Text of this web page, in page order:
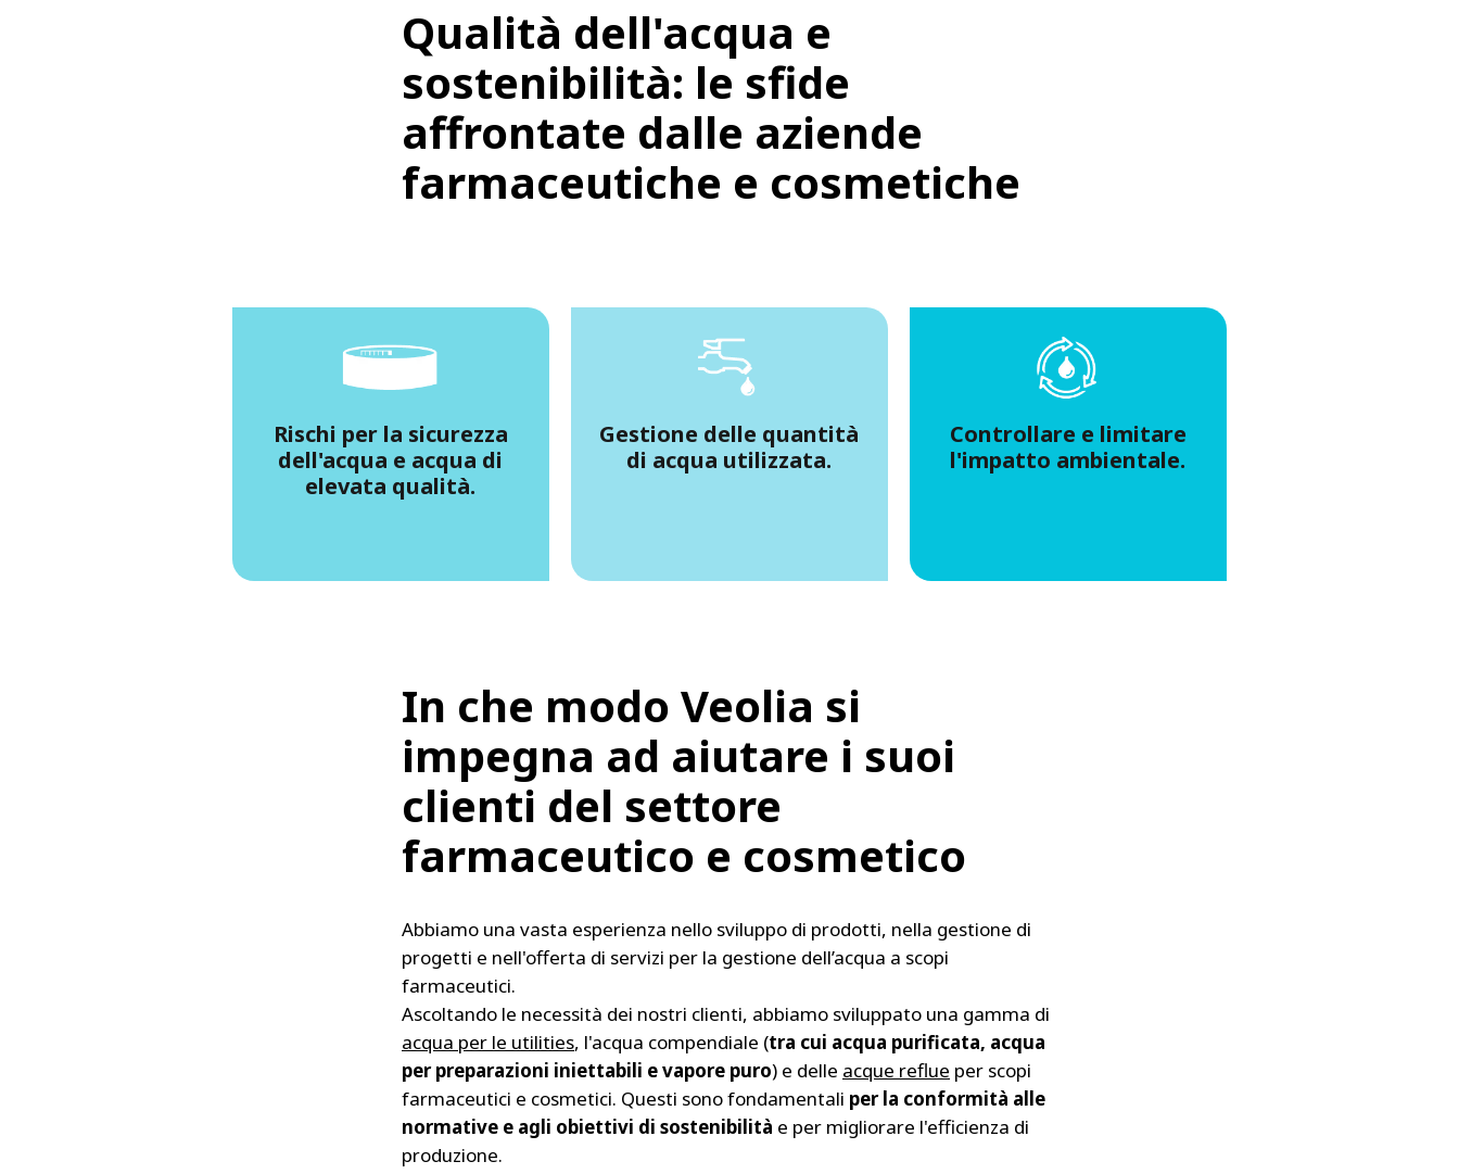
Qualità dell'acqua e
sostenibilità: le sfide
affrontate dalle aziende
farmaceutiche e cosmetiche
Rischi per la sicurezza
dell'acqua e acqua di
elevata qualità.
Gestione delle quantità
di acqua utilizzata.
Controllare e limitare
l'impatto ambientale.
In che modo Veolia si
impegna ad aiutare i suoi
clienti del settore
farmaceutico e cosmetico
Abbiamo una vasta esperienza nello sviluppo di prodotti, nella gestione di
progetti e nell'offerta di servizi per la gestione dell’acqua a scopi
farmaceutici.
Ascoltando le necessità dei nostri clienti, abbiamo sviluppato una gamma di
acqua per le utilities, l'acqua compendiale (tra cui acqua purificata, acqua
per preparazioni iniettabili e vapore puro) e delle acque reflue per scopi
farmaceutici e cosmetici. Questi sono fondamentali per la conformità alle
normative e agli obiettivi di sostenibilità e per migliorare l'efficienza di
produzione.